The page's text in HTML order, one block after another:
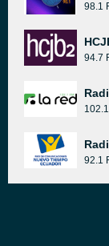
98.1
94.7
92.1